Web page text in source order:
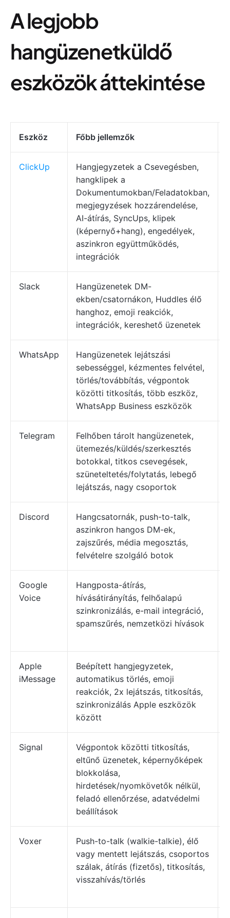
A legjobb
hangüzenetküldő
eszközök áttekintése
Eszköz Főbb jellemzők
ClickUp
Hangjegyzetek a Csevegésben,
hangklipek a
Dokumentumokban/Feladatokban,
megjegyzések hozzárendelése,
AI-átírás, SyncUps, klipek
(képernyő+hang), engedélyek,
aszinkron együttműködés,
integrációk
Slack
Hangüzenetek DM-
ekben/csatornákon, Huddles élő
hanghoz, emoji reakciók,
integrációk, kereshető üzenetek
WhatsApp
Hangüzenetek lejátszási
sebességgel, kézmentes felvétel,
törlés/továbbítás, végpontok
közötti titkosítás, több eszköz,
WhatsApp Business eszközök
Telegram
Felhőben tárolt hangüzenetek,
ütemezés/küldés/szerkesztés
botokkal, titkos csevegések,
szüneteltetés/folytatás, lebegő
lejátszás, nagy csoportok
Discord
Hangcsatornák, push-to-talk,
aszinkron hangos DM-ek,
zajszűrés, média megosztás,
felvételre szolgáló botok
Google
Voice
Hangposta-átírás,
hívásátirányítás, felhőalapú
szinkronizálás, e-mail integráció,
spamszűrés, nemzetközi hívások
Apple
iMessage
Beépített hangjegyzetek,
automatikus törlés, emoji
reakciók, 2x lejátszás, titkosítás,
szinkronizálás Apple eszközök
között
Signal
Végpontok közötti titkosítás,
eltűnő üzenetek, képernyőképek
blokkolása,
hirdetések/nyomkövetők nélkül,
feladó ellenőrzése, adatvédelmi
beállítások
Voxer
Push-to-talk (walkie-talkie), élő
vagy mentett lejátszás, csoportos
szálak, átírás (fizetős), titkosítás,
visszahívás/törlés